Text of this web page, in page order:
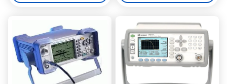
P-serie